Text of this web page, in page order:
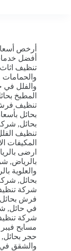
أرخص
أفضل
تنظيف
والحمامات
والفلل في
المطبخ
تنظيف
بحائل
بحائل,
تنظيف
المكيفات
ارضى
بالرياض,
والعلوية
بحائل,
شركة
فرش بحائل
في حائل,
شركة
مسابح
حجر بحائل,
والشقق